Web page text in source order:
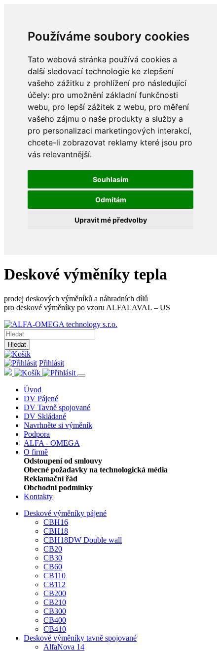
Používáme soubory cookies
Tato webová stránka používá cookies a
další sledovací technologie ke zlepšení
vašeho zážitku z prohlížení pro následující
účely: pro umožnění základní funkčnosti
webu, pro lepší zážitek z webu, pro měření
vašeho zájmu o naše produkty a služby a
pro personalizaci marketingových interakcí,
chcete-li zobrazovat reklamy které jsou pro
vás relevantnější.
Souhlasím
Odmítám
Upravit mé předvolby
Deskové výměníky tepla
prodej deskových výměníků a náhradních dílů
pro deskové výměníky po vzoru ALFALAVAL – US
Hledat
Přihlásit
Úvod
DV Pájené
DV Tavně spojované
DV Skládané
Navrhněte si výměník
Podpora
ALFA - OMEGA
O firmě
Odstoupení od smlouvy
Obecné požadavky na technologická média
Reklamační řád
Obchodní podmínky
Kontakty
Deskové výměníky pájené
CBH16
CBH18
CBH18DW Double wall
CB20
CB30
CB60
CB110
CB112
CB200
CB210
CB300
CB400
CB410
Deskové výměníky tavně spojované
AlfaNova 14